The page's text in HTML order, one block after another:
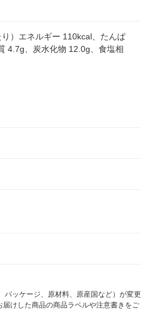
り）エネルギー 110kcal、たんぱ
4.7g、炭水化物 12.0g、食塩相
ッケージ、原材料、原産国など）が変更
けした商品の商品ラベルや注意書きをご